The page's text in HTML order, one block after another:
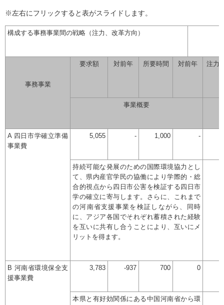
※左右にフリックすると表がスライドします。
構成する事務事業間の戦略（注力、改革方向）
事務事業
要求額 対前年 所要時間 対前年 注力
事業概要
A 四日市学確立準備
事業費
5,055 - 1,000 -
持続可能な発展のための国際環境協力とし
て、県内産官学民の協働により学際的・総
合的視点から四日市公害を検証する四日市
学の確立に寄与します。さらに、これまで
の河南省支援事業を検証しながら、同時
に、アジア各国でそれぞれ蓄積された経験
を互いに共有し合うことにより、互いにメ
リットを得ます。
B 河南省環境保全支
援事業費
3,783 -937 700 0
本県と有好効関係にある中国河南省から環